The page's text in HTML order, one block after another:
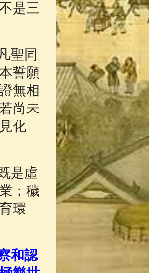
是三
聖同
誓願
無相
尚未
化
是虛
；穢
環
和認